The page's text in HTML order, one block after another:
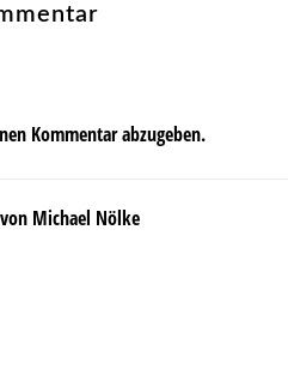
Kommentar abzugeben.
Michael Nölke